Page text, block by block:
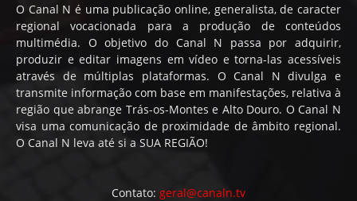
O Canal N é uma publicação online, generalista, de caracter
regional vocacionada para a produção de conteúdos
multimédia. O objetivo do Canal N passa por adquirir,
produzir e editar imagens em vídeo e torna-las acessíveis
através de múltiplas plataformas. O Canal N divulga e
transmite informação com base em manifestações, relativa à
região que abrange Trás-os-Montes e Alto Douro. O Canal N
visa uma comunicação de proximidade de âmbito regional.
O Canal N leva até si a SUA REGIÃO!
Contato: geral@canaln.tv